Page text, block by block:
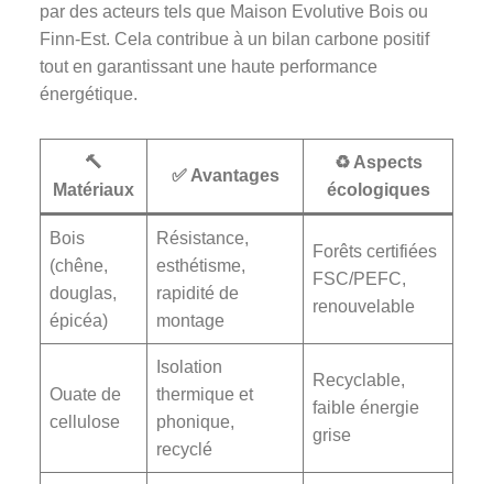
par des acteurs tels que Maison Evolutive Bois ou
Finn-Est. Cela contribue à un bilan carbone positif
tout en garantissant une haute performance
énergétique.
🔨
Matériaux
✅ Avantages
♻️ Aspects
écologiques
Bois
(chêne,
douglas,
épicéa)
Résistance,
esthétisme,
rapidité de
montage
Forêts certifiées
FSC/PEFC,
renouvelable
Ouate de
cellulose
Isolation
thermique et
phonique,
recyclé
Recyclable,
faible énergie
grise